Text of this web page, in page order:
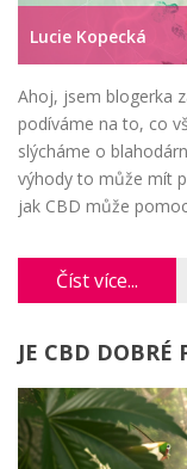
Lucie Kopecká
Ahoj, jsem blogerka
podíváme na to, co
slýcháme o
výhody to může mít
jak CBD může
sexualitě. Také se
produkty a na co si
Číst více...
JE CBD DOBRÉ